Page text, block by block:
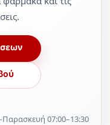
07:00–13:30